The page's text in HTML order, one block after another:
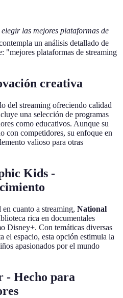
las mejores plataformas de
un análisis detallado de
"mejores plataformas de streaming
creativa
del streaming ofreciendo calidad
una selección de programas
como educativos. Aunque su
con competidores, su enfoque en
valioso para otras
Kids -
cuanto a streaming, National
rica en documentales
Disney+. Con temáticas diversas
el espacio, esta opción estimula la
apasionados por el mundo
- Hecho para